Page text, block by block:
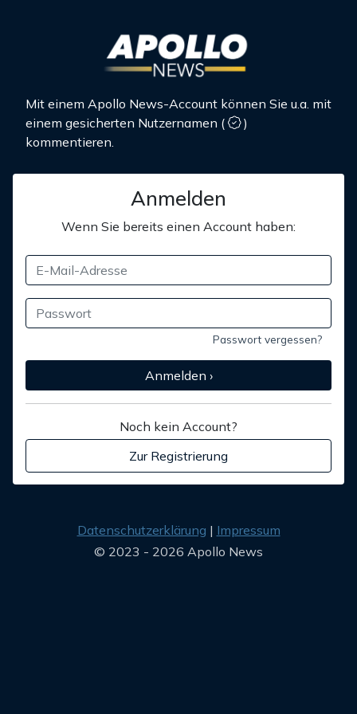
Mit einem Apollo News-Account können Sie u.a. mit
einem gesicherten Nutzernamen (
)
kommentieren.
Anmelden
Wenn Sie bereits einen Account haben:
Passwort vergessen?
Anmelden ›
Noch kein Account?
Zur Registrierung
Datenschutzerklärung
Impressum
© 2023 - 2026 Apollo News